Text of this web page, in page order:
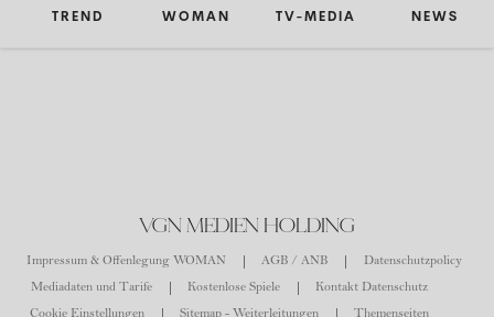
TREND WOMAN TV-MEDIA NEWS
VGN MEDIEN HOLDING
Impressum & Offenlegung WOMAN AGB / ANB
Datenschutzpolicy
Mediadaten und Tarife
Kostenlose Spiele
Kontakt Datenschutz